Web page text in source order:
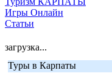
Игры Онлайн
Статьи
загрузка...
Туры в Карпаты